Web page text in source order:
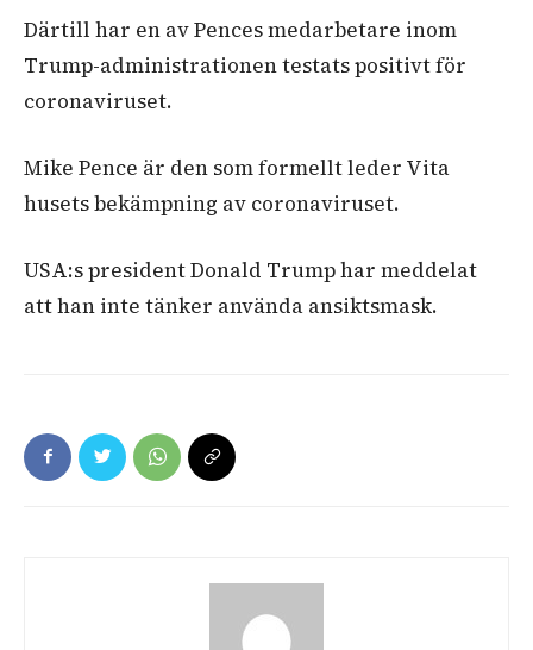
Därtill har en av Pences medarbetare inom
Trump-administrationen testats positivt för
coronaviruset.
Mike Pence är den som formellt leder Vita
husets bekämpning av coronaviruset.
USA:s president Donald Trump har meddelat
att han inte tänker använda ansiktsmask.